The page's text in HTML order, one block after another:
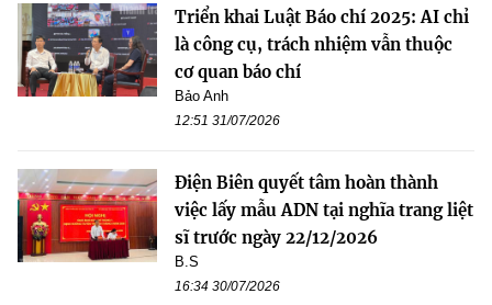
Triển khai Luật Báo chí 2025: AI chỉ
là công cụ, trách nhiệm vẫn thuộc
cơ quan báo chí
Bảo Anh
12:51 31/07/2026
Điện Biên quyết tâm hoàn thành
việc lấy mẫu ADN tại nghĩa trang liệt
sĩ trước ngày 22/12/2026
B.S
16:34 30/07/2026